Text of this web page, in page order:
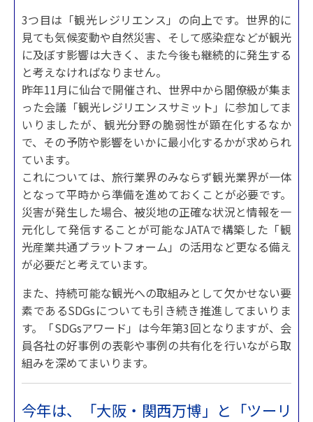
3つ目は「観光レジリエンス」の向上です。世界的に
見ても気候変動や自然災害、そして感染症などが観光
に及ぼす影響は大きく、また今後も継続的に発生する
と考えなければなりません。
昨年11月に仙台で開催され、世界中から閣僚級が集ま
った会議「観光レジリエンスサミット」に参加してま
いりましたが、観光分野の脆弱性が顕在化するなか
で、その予防や影響をいかに最小化するかが求められ
ています。
これについては、旅行業界のみならず観光業界が一体
となって平時から準備を進めておくことが必要です。
災害が発生した場合、被災地の正確な状況と情報を一
元化して発信することが可能なJATAで構築した「観
光産業共通プラットフォーム」の活用など更なる備え
が必要だと考えています。
また、持続可能な観光への取組みとして欠かせない要
素であるSDGsについても引き続き推進してまいりま
す。「SDGsアワード」は今年第3回となりますが、会
員各社の好事例の表彰や事例の共有化を行いながら取
組みを深めてまいります。
今年は、「大阪・関西万博」と「ツーリ